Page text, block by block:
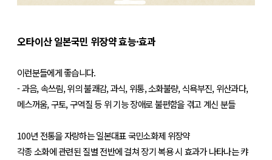
오타이산 일본국민 위장약 효능·효과
이런분들에게 좋습니다.
- 과음, 속쓰림, 위의 불쾌감, 과식, 위통, 소화불량, 식욕부진, 위산과다,
메스꺼움, 구토, 구역질 등 위 기능 장애로 불편함을 겪고 계신 분들
100년 전통을 자랑하는 일본대표 국민소화제 위장약
각종 소화에 관련된 질별 전반에 걸쳐 장기 복용 시 효과가 나타나는 캬